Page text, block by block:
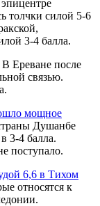
толчки силой 5-6
3-4 балла.
Ереване после
связью.
мощное
Душанбе
3-4 балла.
поступало.
6,6 в Тихом
относятся к